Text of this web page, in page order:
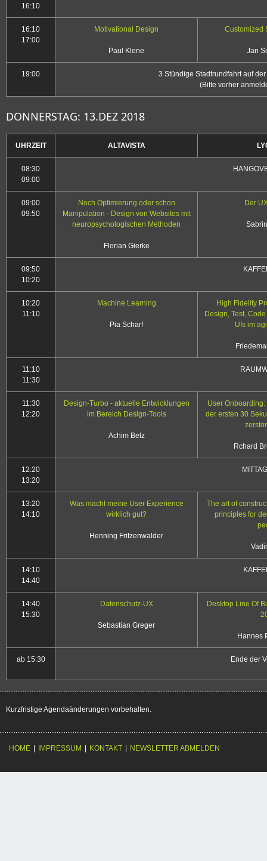
16:10
16:10
17:00
Motivational Design
Paul Klene
Customized
Jan
19:00
3 Stündige Stadtrundfahrt auf
(Bitte vorher
DONNERSTAG: 13.DEZ 2018
UHRZEIT ALTAVISTA
08:30
09:00
09:00
09:50
Noch Optimierung oder schon
Manipulation - Design von Websites mit
neuropsychologischen Methoden
Florian Gierke
Der
09:50
10:20
10:20
11:10
Machine Learning
Pia Scharf
High Fidelity
Design, Test,
UIs im
11:10
11:30
11:30
12:20
Design-Turbo - aktuelle Entwicklungen
im Bereich Design-Tools
Achim Belz
User
der ersten 30
Rchard
12:20
13:20
13:20
14:10
Was macht meine User Experience
wirklich gut?
Henning Fritzenwalder
The art of
principles for
14:10
14:40
14:40
15:30
Datenschutz-UX
Sebastian Greger
Desktop Line Of
Hannes
ab 15:30 Ende der
Kurzfristige Agendaänderungen vorbehalten.
HOME IMPRESSUM KONTAKT NEWSLETTER ABMELDEN